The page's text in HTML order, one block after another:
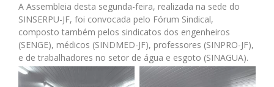
A Assembleia desta segunda-feira, realizada na sede do
SINSERPU-JF, foi convocada pelo Fórum Sindical,
composto também pelos sindicatos dos engenheiros
(SENGE), médicos (SINDMED-JF), professores (SINPRO-JF),
e de trabalhadores no setor de água e esgoto (SINAGUA).